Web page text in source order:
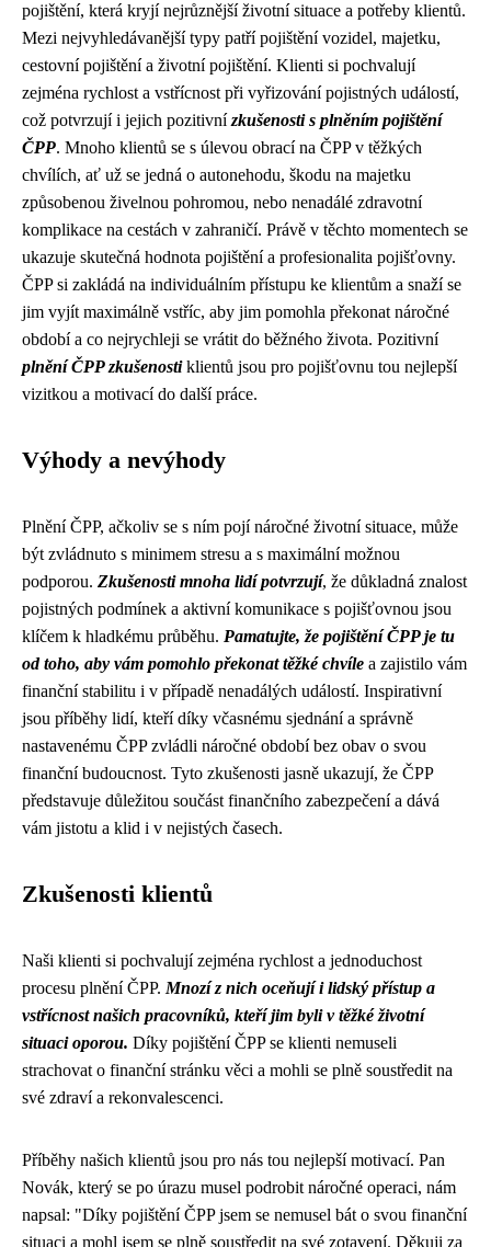
pojištění, která kryjí nejrůznější životní situace a potřeby klientů.
Mezi nejvyhledávanější typy patří pojištění vozidel, majetku,
cestovní pojištění a životní pojištění. Klienti si pochvalují
zejména rychlost a vstřícnost při vyřizování pojistných událostí,
což potvrzují i jejich pozitivnízkušenosti s plněním pojištění
ČPP. Mnoho klientů se s úlevou obrací na ČPP v těžkých
chvílích, ať už se jedná o autonehodu, škodu na majetku
způsobenou živelnou pohromou, nebo nenadálé zdravotní
komplikace na cestách v zahraničí. Právě v těchto momentech se
ukazuje skutečná hodnota pojištění a profesionalita pojišťovny.
ČPP si zakládá na individuálním přístupu ke klientům a snaží se
jim vyjít maximálně vstříc, aby jim pomohla překonat náročné
období a co nejrychleji se vrátit do běžného života. Pozitivní
plnění ČPP zkušenostiklientů jsou pro pojišťovnu tou nejlepší
vizitkou a motivací do další práce.
Výhody a nevýhody
Plnění ČPP, ačkoliv se s ním pojí náročné životní situace, může
být zvládnuto s minimem stresu a s maximální možnou
podporou. Zkušenosti mnoha lidí potvrzují, že důkladná znalost
pojistných podmínek a aktivní komunikace s pojišťovnou jsou
klíčem k hladkému průběhu. Pamatujte, že pojištění ČPP je tu
od toho, aby vám pomohlo překonat těžké chvíle a zajistilo vám
finanční stabilitu i v případě nenadálých událostí. Inspirativní
jsou příběhy lidí, kteří díky včasnému sjednání a správně
nastavenému ČPP zvládli náročné období bez obav o svou
finanční budoucnost. Tyto zkušenosti jasně ukazují, že ČPP
představuje důležitou součást finančního zabezpečení a dává
vám jistotu a klid i v nejistých časech.
Zkušenosti klientů
Naši klienti si pochvalují zejména rychlost a jednoduchost
procesu plnění ČPP. Mnozí z nich oceňují i lidský přístup a
vstřícnost našich pracovníků, kteří jim byli v těžké životní
situaci oporou. Díky pojištění ČPP se klienti nemuseli
strachovat o finanční stránku věci a mohli se plně soustředit na
své zdraví a rekonvalescenci.
Příběhy našich klientů jsou pro nás tou nejlepší motivací. Pan
Novák, který se po úrazu musel podrobit náročné operaci, nám
napsal: "Díky pojištění ČPP jsem se nemusel bát o svou finanční
situaci a mohl jsem se plně soustředit na své zotavení. Děkuji za